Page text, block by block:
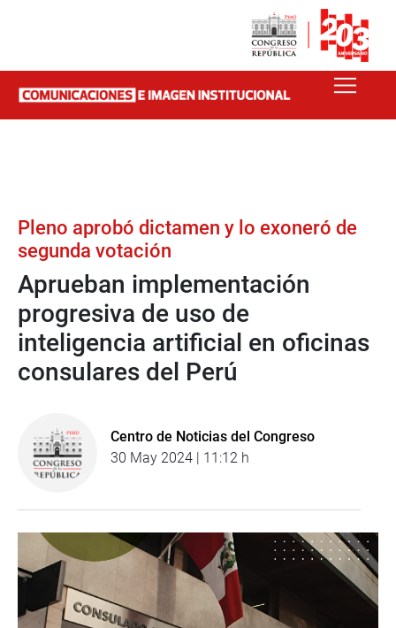
Pleno aprobó dictamen y lo exoneró de
segunda votación
Aprueban implementación
progresiva de uso de
inteligencia artificial en oficinas
consulares del Perú
Centro de Noticias del Congreso
30 May 2024 | 11:12 h